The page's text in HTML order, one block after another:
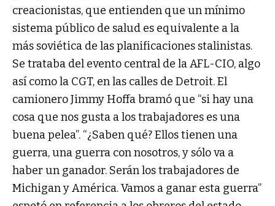
creacionistas, que entienden que un mínimo
sistema público de salud es equivalente a la
más soviética de las planificaciones stalinistas.
Se trataba del evento central de la AFL-CIO, algo
así como la CGT, en las calles de Detroit. El
camionero Jimmy Hoffa bramó que “si hay una
cosa que nos gusta a los trabajadores es una
buena pelea”. “¿Saben qué? Ellos tienen una
guerra, una guerra con nosotros, y sólo va a
haber un ganador. Serán los trabajadores de
Michigan y América. Vamos a ganar esta guerra”